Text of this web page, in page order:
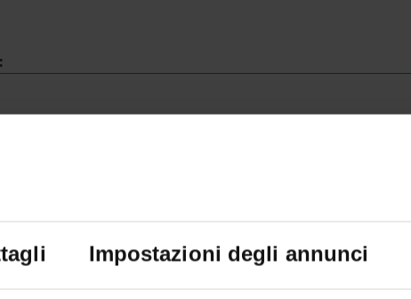
Impostazioni degli annunci